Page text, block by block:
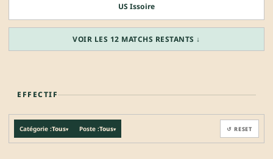
US Issoire
VOIR LES 12 MATCHS RESTANTS ↓
EFFECTIF
Catégorie :Tous▾ Poste :Tous▾ ↺ RESET